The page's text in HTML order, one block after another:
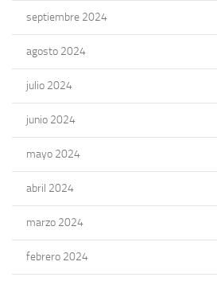
septiembre 2024
agosto 2024
julio 2024
junio 2024
mayo 2024
abril 2024
marzo 2024
febrero 2024